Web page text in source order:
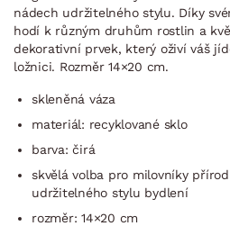
nádech udržitelného stylu. Díky
hodí k různým druhům rostlin a
dekorativní prvek, který oživí váš
ložnici. Rozměr 14×20 cm.
skleněná váza
materiál: recyklované sklo
barva: čirá
skvělá volba pro milovníky
udržitelného stylu bydlení
rozměr: 14×20 cm